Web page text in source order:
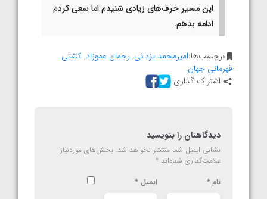
این مسیر حرف‌های زیادی شنیدم اما سعی کردم
ادامه بدهم.
برچسب‌ها:امیرمحمد یزدانی, رحمان عموزاد,کشتی
قهرمانی جهان
اشتراک گذاری:
دیدگاهتان را بنویسید
نشانی ایمیل شما منتشر نخواهد شد. بخش‌های موردنیاز
علامت‌گذاری شده‌اند *
نام * ایمیل *